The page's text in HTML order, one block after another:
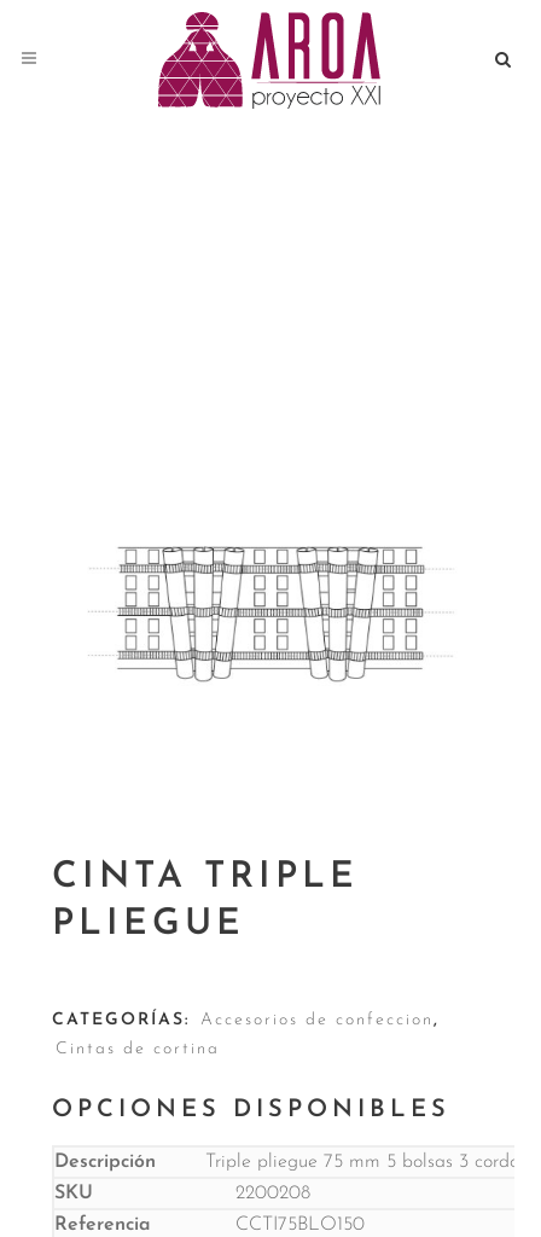
CINTA TRIPLE
PLIEGUE
CATEGORÍAS: Accesorios de confeccion ,
Cintas de cortina
OPCIONES DISPONIBLES
Triple pliegue 75 mm 5 bolsas 3
2200208
CCTI75BLO150